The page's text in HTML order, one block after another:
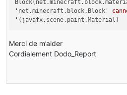
' net.minecraft.block.Block '
' (javafx.scene.paint.Material)
Merci de m’aider
Cordialement Dodo_Report